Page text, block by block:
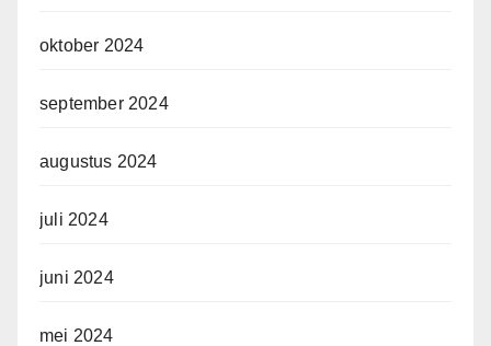
oktober 2024
september 2024
augustus 2024
juli 2024
juni 2024
mei 2024